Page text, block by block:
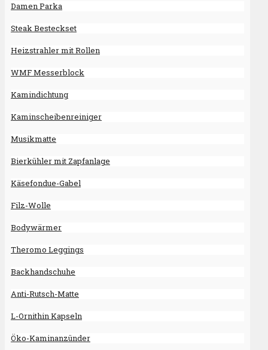
Damen Parka
Steak Besteckset
Heizstrahler mit Rollen
WMF Messerblock
Kamindichtung
Kaminscheibenreiniger
Musikmatte
Bierkühler mit Zapfanlage
Käsefondue-Gabel
Filz-Wolle
Bodywärmer
Theromo Leggings
Backhandschuhe
Anti-Rutsch-Matte
L-Ornithin Kapseln
Öko-Kaminanzünder